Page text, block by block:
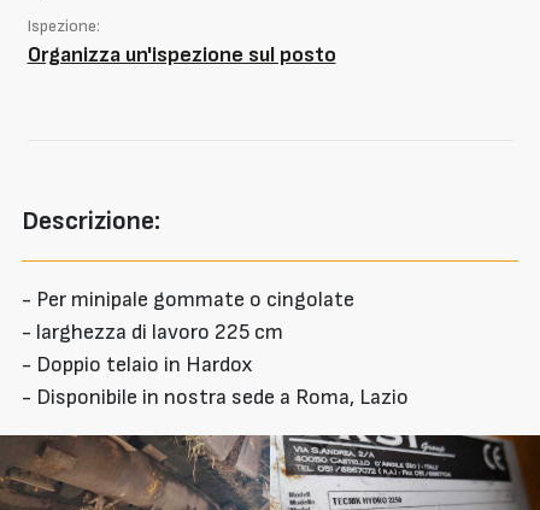
Descrizione:
- Per minipale gommate o cingolate
- larghezza di lavoro 225 cm
- Doppio telaio in Hardox
- Disponibile in nostra sede a Roma, Lazio
Ispezione:
Organizza un'ispezione sul posto